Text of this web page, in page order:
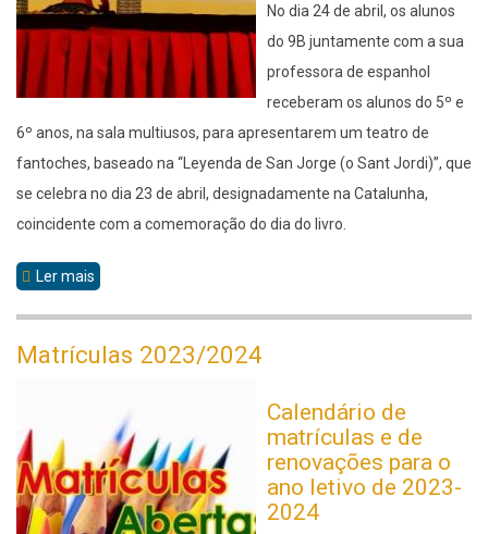
No dia 24 de abril, os alunos
do 9B juntamente com a sua
professora de espanhol
receberam os alunos do 5º e
6º anos, na sala multiusos, para apresentarem um teatro de
fantoches, baseado na “Leyenda de San Jorge (o Sant Jordi)”, que
se celebra no dia 23 de abril, designadamente na Catalunha,
coincidente com a comemoração do dia do livro.
Ler mais
Espanhol
Matrículas 2023/2024
Calendário de
matrículas e de
renovações para o
ano letivo de 2023-
2024